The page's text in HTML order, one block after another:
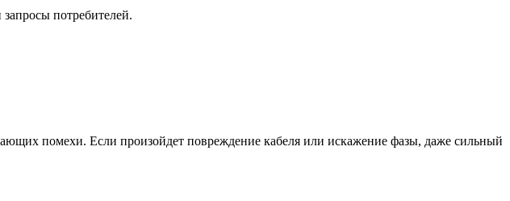
потребителей.
помехи. Если произойдет повреждение кабеля или искажение фазы, даже сильный